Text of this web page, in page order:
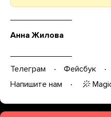
Анна Жилова
Телеграм Фейсбук
Напишите нам